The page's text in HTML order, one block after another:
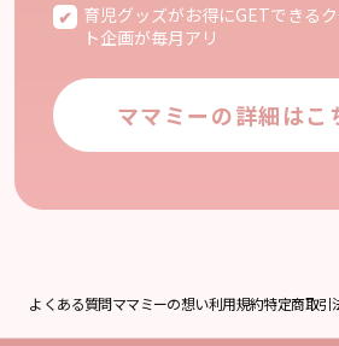
育児グッズがお得にGETできる
ト企画が毎月アリ
ママミーの詳細はこ
よくある質問ママミーの想い利用規約特定商取引